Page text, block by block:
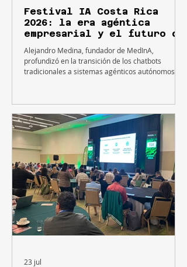
Festival IA Costa Rica
2026: la era agéntica
empresarial y el futuro de
la operativa corporativa
Alejandro Medina, fundador de MedInA,
profundizó en la transición de los chatbots
tradicionales a sistemas agénticos autónomos
organizaciones. La inteligencia artificial ha dejado
de ser únicamente una interfaz de chat con la que
los usuarios interactúan para obtener respuestas
de texto. En la actualidad, el entorno corporativo
se adentra de lleno en la era agéntica, un
paradigma
23 jul